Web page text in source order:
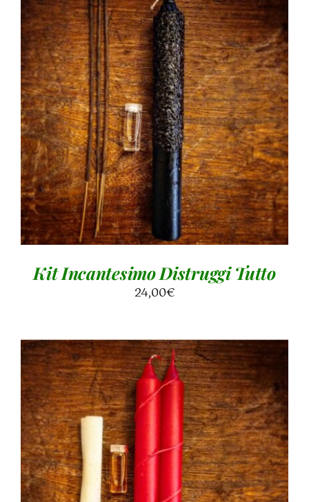
AGGIUNGI AL CARRELLO / DETTAGLI
Kit Incantesimo Distruggi Tutto
24,00€
AGGIUNGI AL CARRELLO / DETTAGLI